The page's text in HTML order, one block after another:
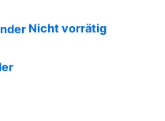
Nicht vorrätig